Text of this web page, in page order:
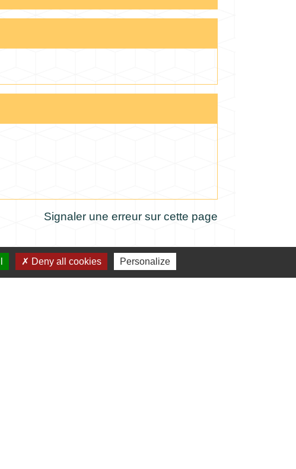
Signaler une erreur sur cette page
Deny all cookies Personalize